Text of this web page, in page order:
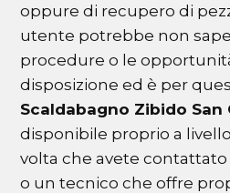
oppure di recupero di
utente potrebbe non
procedure o le
disposizione ed è per
Scaldabagno Zibido San
disponibile proprio a
volta che avete
o un tecnico che offre